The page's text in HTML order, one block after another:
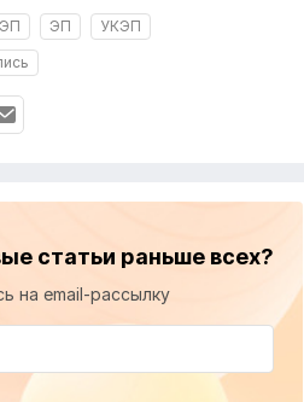
ЭП
УКЭП
статьи раньше всех?
на email-рассылку